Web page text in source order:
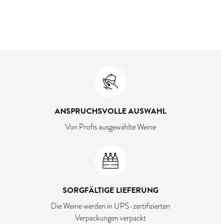
ANSPRUCHSVOLLE AUSWAHL
Von Profis ausgewählte Weine
SORGFÄLTIGE LIEFERUNG
Die Weine werden in UPS-zertifizierten
Verpackungen verpackt